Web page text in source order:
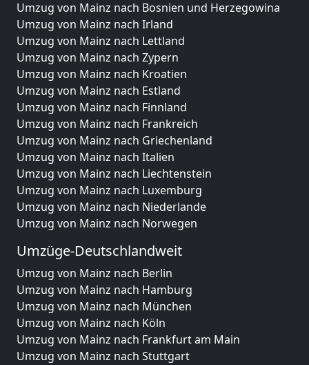
Umzug von Mainz nach Bosnien und Herzegowina
Umzug von Mainz nach Irland
Umzug von Mainz nach Lettland
Umzug von Mainz nach Zypern
Umzug von Mainz nach Kroatien
Umzug von Mainz nach Estland
Umzug von Mainz nach Finnland
Umzug von Mainz nach Frankreich
Umzug von Mainz nach Griechenland
Umzug von Mainz nach Italien
Umzug von Mainz nach Liechtenstein
Umzug von Mainz nach Luxemburg
Umzug von Mainz nach Niederlande
Umzug von Mainz nach Norwegen
Umzüge-Deutschlandweit
Umzug von Mainz nach Berlin
Umzug von Mainz nach Hamburg
Umzug von Mainz nach München
Umzug von Mainz nach Köln
Umzug von Mainz nach Frankfurt am Main
Umzug von Mainz nach Stuttgart